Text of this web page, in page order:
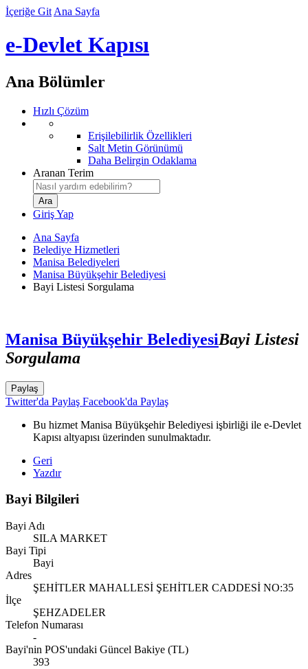
İçeriğe Git Ana Sayfa
e-Devlet Kapısı
Ana Bölümler
Hızlı Çözüm
Erişilebilirlik Özellikleri
Salt Metin Görünümü
Daha Belirgin Odaklama
Aranan Terim
Giriş Yap
Ana Sayfa
Belediye Hizmetleri
Manisa Belediyeleri
Manisa Büyükşehir Belediyesi
Bayi Listesi Sorgulama
Manisa Büyükşehir BelediyesiBayi Listesi
Sorgulama
Paylaş
Twitter'da Paylaş Facebook'da Paylaş
Bu hizmet Manisa Büyükşehir Belediyesi işbirliği ile e-Devlet
Kapısı altyapısı üzerinden sunulmaktadır.
Geri
Yazdır
Bayi Bilgileri
Bayi Adı
SILA MARKET
Bayi Tipi
Bayi
Adres
ŞEHİTLER MAHALLESİ ŞEHİTLER CADDESİ NO:35
İlçe
ŞEHZADELER
Telefon Numarası
-
Bayi'nin POS'undaki Güncel Bakiye (TL)
393